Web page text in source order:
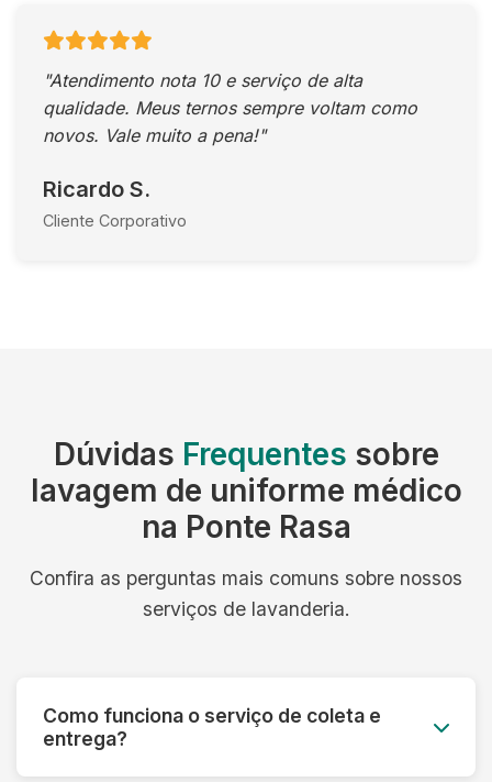
"Atendimento nota 10 e serviço de alta
qualidade. Meus ternos sempre voltam como
novos. Vale muito a pena!"
Ricardo S.
Cliente Corporativo
Dúvidas Frequentes sobre
lavagem de uniforme médico
na Ponte Rasa
Confira as perguntas mais comuns sobre nossos
serviços de lavanderia.
Como funciona o serviço de coleta e
entrega?